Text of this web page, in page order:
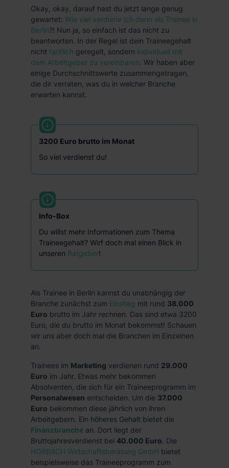
dem Punkt „Datenschutz-Einstellungen“ widerrufen.
Weitere Informationen zu den einzelnen Cookies findest
du durch Klick auf „Details zeigen“. Weitere
Informationen:Datenschutzerklärung,Impressum
Okay, okay, darauf hast du jetzt lange genug
gewartet: Wie viel verdiene ich denn als Trainee in
Berlin?! Nun ja, so einfach ist das nicht zu
beantworten. In der Regel ist dein Traineegehalt
nicht tariflich geregelt, sondern individuell mit
dem Arbeitgeber zu vereinbaren. Wir haben aber
einige Durchschnittswerte zusammengetragen,
die dir verraten, was du in welcher Branche
erwarten kannst.
3200 Euro brutto im Monat
So viel verdienst du!
Info-Box
Du willst mehr Informationen zum Thema
Traineegehalt? Wirf doch mal einen Blick in
unseren Ratgeber!
Als Trainee in Berlin kannst du unabhängig der
Branche zunächst zum Einstieg mit rund 38.000
Euro brutto im Jahr rechnen. Das sind etwa 3200
Euro, die du brutto im Monat bekommst! Schauen
wir uns aber doch mal die Branchen im Einzelnen
an.
Trainees im Marketing verdienen rund 29.000
Euro im Jahr. Etwas mehr bekommen
Absolventen, die sich für ein Traineeprogramm im
Personalwesen entscheiden. Um die 37.000
Euro bekommen diese jährlich von ihren
Arbeitgebern. Ein höheres Gehalt bietet die
Finanzbranche an. Dort liegt der
Bruttojahresverdienst bei 40.000 Euro. Die
HORBACH Wirtschaftsberatung GmbH bietet
beispielsweise das Traineeprogramm zum